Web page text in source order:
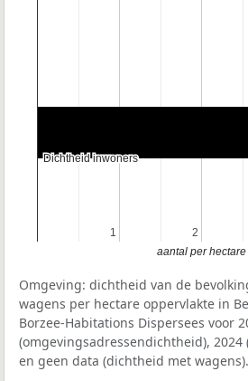
1
1 2
2
Dichtheid inwoners
Dichtheid inwoners
aantal per hectare
Omgeving: dichtheid van de
wagens per hectare oppervlakte in
Borzee-Habitations Dispersees voor
(omgevingsadressendichtheid),
en geen data (dichtheid met wagens).